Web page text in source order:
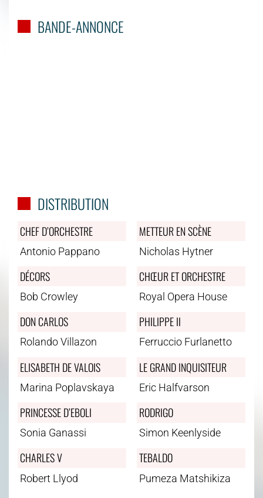
BANDE-ANNONCE
DISTRIBUTION
CHEF D’ORCHESTRE
Antonio Pappano
METTEUR EN SCÈNE
Nicholas Hytner
DÉCORS
Bob Crowley
CHŒUR ET ORCHESTRE
Royal Opera House
DON CARLOS
Rolando Villazon
PHILIPPE II
Ferruccio Furlanetto
ELISABETH DE VALOIS
Marina Poplavskaya
LE GRAND INQUISITEUR
Eric Halfvarson
PRINCESSE D’EBOLI
Sonia Ganassi
RODRIGO
Simon Keenlyside
CHARLES V
Robert Llyod
TEBALDO
Pumeza Matshikiza